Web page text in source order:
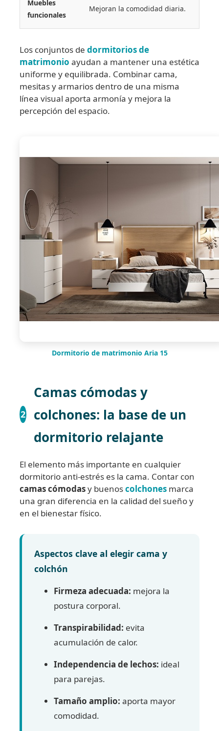
Muebles
funcionales
Mejoran la comodidad diaria.
Los conjuntos de dormitorios de
matrimonio ayudan a mantener una estética
uniforme y equilibrada. Combinar cama,
mesitas y armarios dentro de una misma
línea visual aporta armonía y mejora la
percepción del espacio.
Dormitorio de matrimonio Aria 15
2
Camas cómodas y
colchones: la base de un
dormitorio relajante
El elemento más importante en cualquier
dormitorio anti-estrés es la cama. Contar con
camas cómodasy buenoscolchones marca
una gran diferencia en la calidad del sueño y
en el bienestar físico.
Aspectos clave al elegir cama y
colchón
Firmeza adecuada: mejora la
postura corporal.
Transpirabilidad: evita
acumulación de calor.
Independencia de lechos: ideal
para parejas.
Tamaño amplio: aporta mayor
comodidad.